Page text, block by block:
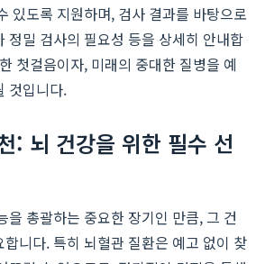
있도록 지원하며, 검사 결과를 바탕으로
정밀 검사의 필요성 등을 상세히 안내합
첫걸음이자, 미래의 중대한 질병을 예
것입니다.
: 뇌 건강을 위한 필수 선
을 총괄하는 중요한 장기인 만큼, 그 건
니다. 특히 뇌혈관 질환은 예고 없이 찾